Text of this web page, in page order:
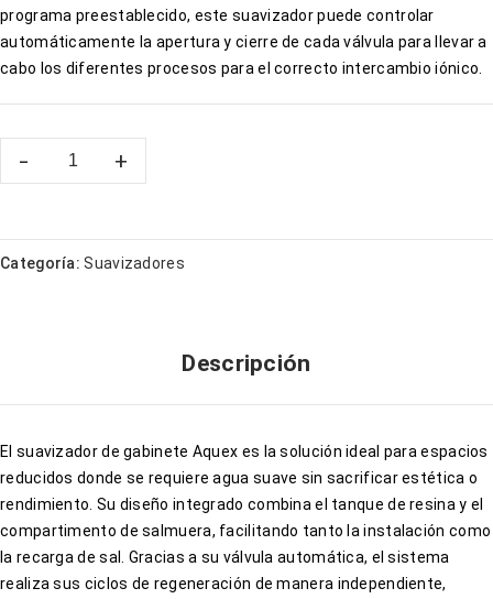
programa preestablecido, este suavizador puede controlar
automáticamente la apertura y cierre de cada válvula para llevar a
cabo los diferentes procesos para el correcto intercambio iónico.
Categoría:Suavizadores
Descripción
El suavizador de gabinete Aquex es la solución ideal para espacios
reducidos donde se requiere agua suave sin sacrificar estética o
rendimiento. Su diseño integrado combina el tanque de resina y el
compartimento de salmuera, facilitando tanto la instalación como
la recarga de sal. Gracias a su válvula automática, el sistema
realiza sus ciclos de regeneración de manera independiente,